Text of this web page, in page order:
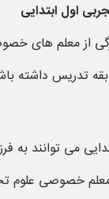
اول ابتدایی
از معلم های
تدریس داشته
می توانند به
خصوصی علوم